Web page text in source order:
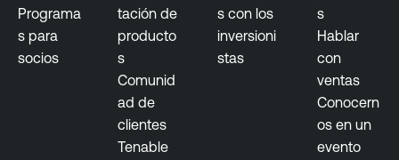
Programa
s para
socios
tación de
producto
s
Comunid
ad de
clientes
Tenable
s con los
inversioni
stas
s
Hablar
con
ventas
Conocern
os en un
evento